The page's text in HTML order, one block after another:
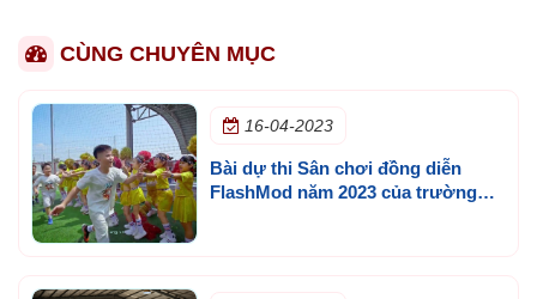
CÙNG CHUYÊN MỤC
16-04-2023
Bài dự thi Sân chơi đồng diễn
FlashMod năm 2023 của trường